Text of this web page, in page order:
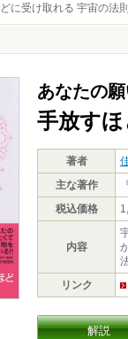
に受け取れる 宇宙の法則
あなたの
手放す
著者
主な著作
税込価格
内容
リンク
解説